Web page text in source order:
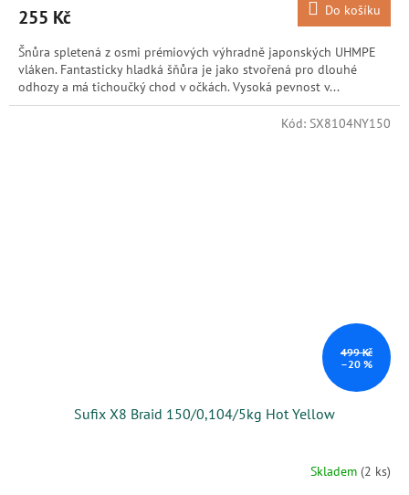
255 Kč Do košíku
Šnůra spletená z osmi prémiových výhradně japonských UHMPE
vláken. Fantasticky hladká šňůra je jako stvořená pro dlouhé
odhozy a má tichoučký chod v očkách. Vysoká pevnost v...
499 Kč
–20 %
Sufix X8 Braid 150/0,104/5kg Hot Yellow
Skladem (2 ks)
Kód: SX8104NY150